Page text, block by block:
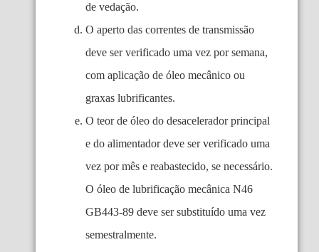
de vedação.
O aperto das correntes de transmissão
deve ser verificado uma vez por semana,
com aplicação de óleo mecânico ou
graxas lubrificantes.
O teor de óleo do desacelerador principal
e do alimentador deve ser verificado uma
vez por mês e reabastecido, se necessário.
O óleo de lubrificação mecânica N46
GB443-89 deve ser substituído uma vez
semestralmente.